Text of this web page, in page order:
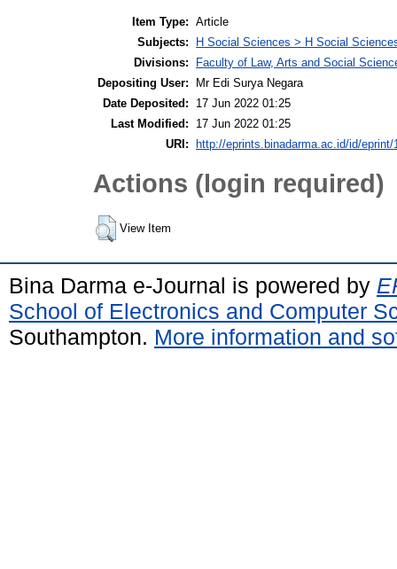
Item Type: Article
Subjects:
H Social Sciences > H Social
Divisions:
Faculty of Law, Arts and Social
Depositing User:
Mr Edi Surya Negara
Date Deposited:
17 Jun 2022 01:25
Last Modified:
17 Jun 2022 01:25
URI:
http://eprints.binadarma.ac.id/id/eprint/
Actions (login required)
View Item
Bina Darma e-Journal is powered by
School of Electronics and Computer
Southampton. More information and